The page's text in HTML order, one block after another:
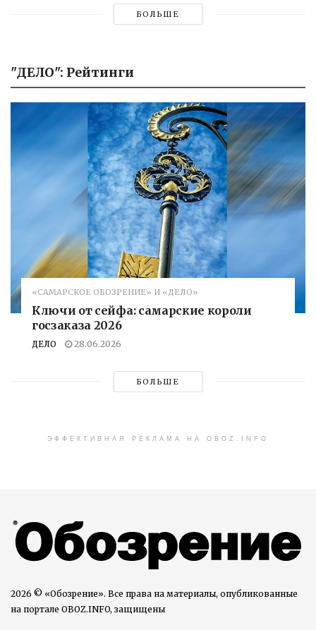
БОЛЬШЕ
"ДЕЛО": Рейтинги
«САМАРСКОЕ ОБОЗРЕНИЕ» И «ДЕЛО»
Ключи от сейфа: самарские короли
госзаказа 2026
ДЕЛО 28.06.2026
БОЛЬШЕ
ЭФФЕКТИВНАЯ РЕКЛАМА НА OBOZ.INFO
2026 © «Обозрение». Все права на материалы, опубликованные
на портале OBOZ.INFO, защищены